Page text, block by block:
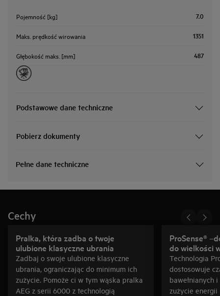
Pojemność [kg] 7.0
Maks. prędkość wirowania 1351
Głębokość maks. [mm] 487
Podstawowe dane techniczne
Pobierz dokumenty
Pełne dane techniczne
Cechy
Pralka, która zadba o twoje
ulubione klasyczne ubrania
Zadbaj o swoje ulubione klasyczne
ubrania, ograniczając do minimum ich
zużycie. Pomoże ci w tym wąska pralka
AEG z serii 6000 z technologią
ProSense® –dostosowuje program
do wielkości
Technologia
dostosowuje
bawełnianych
zużycie